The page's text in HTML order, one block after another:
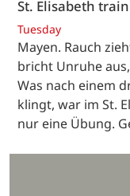
St. Elisabeth
Tuesday
Mayen. Rauch
bricht Unruhe
Was nach einem
klingt, war im St.
nur eine Übung.